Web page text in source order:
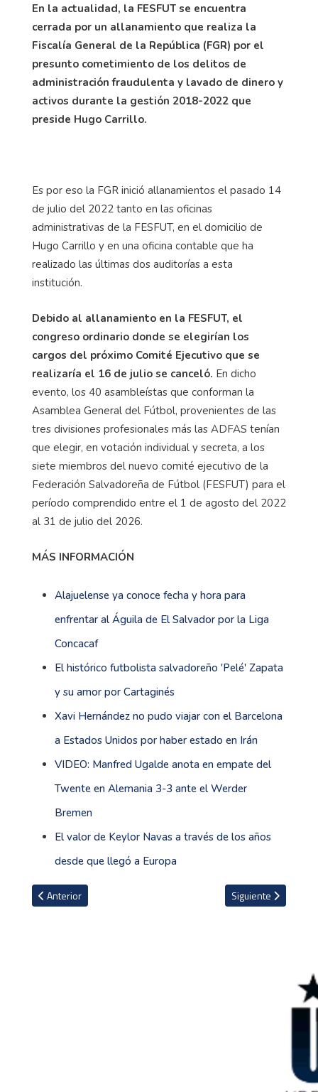
En la actualidad, la FESFUT se encuentra
cerrada por un allanamiento que realiza la
Fiscalía General de la República (FGR) por el
presunto cometimiento de los delitos de
administración fraudulenta y lavado de dinero y
activos durante la gestión 2018-2022 que
preside Hugo Carrillo.
Es por eso la FGR inició allanamientos el pasado 14
de julio del 2022 tanto en las oficinas
administrativas de la FESFUT, en el domicilio de
Hugo Carrillo y en una oficina contable que ha
realizado las últimas dos auditorías a esta
institución.
Debido al allanamiento en la FESFUT, el
congreso ordinario donde se elegirían los
cargos del próximo Comité Ejecutivo que se
realizaría el 16 de julio se canceló. En dicho
evento, los 40 asambleístas que conforman la
Asamblea General del Fútbol, provenientes de las
tres divisiones profesionales más las ADFAS tenían
que elegir, en votación individual y secreta, a los
siete miembros del nuevo comité ejecutivo de la
Federación Salvadoreña de Fútbol (FESFUT) para el
período comprendido entre el 1 de agosto del 2022
al 31 de julio del 2026.
MÁS INFORMACIÓN
Alajuelense ya conoce fecha y hora para
enfrentar al Águila de El Salvador por la Liga
Concacaf
El histórico futbolista salvadoreño 'Pelé' Zapata
y su amor por Cartaginés
Xavi Hernández no pudo viajar con el Barcelona
a Estados Unidos por haber estado en Irán
VIDEO: Manfred Ugalde anota en empate del
Twente en Alemania 3-3 ante el Werder
Bremen
El valor de Keylor Navas a través de los años
desde que llegó a Europa
Artículo anterior: Toni Kroos se burla del Schalke y el club le
Anterior Artículo siguiente:
Siguiente